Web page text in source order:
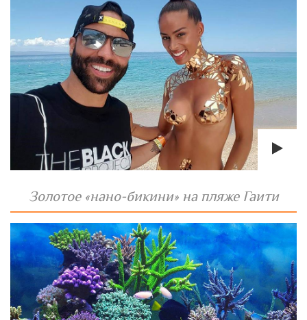
Золотое «нано-бикини» на пляже Гаити